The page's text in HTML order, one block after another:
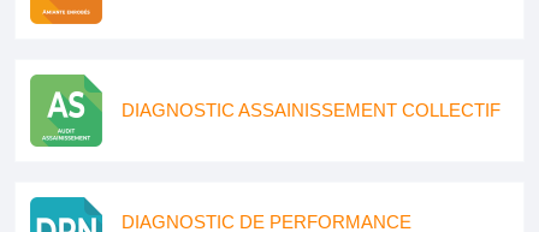
DIAGNOSTIC ASSAINISSEMENT COLLECTIF
DIAGNOSTIC DE PERFORMANCE